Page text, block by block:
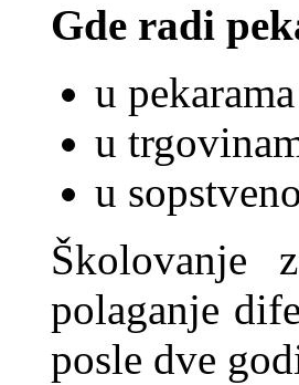
Gde radi
u
u
u
Školovanje
polaganje
posle dve